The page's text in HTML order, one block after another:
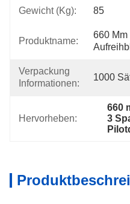
Gewicht (kg): 85
Produktname:
660
Verpackung
Informationen:
1000
Hervorheben:
660
3